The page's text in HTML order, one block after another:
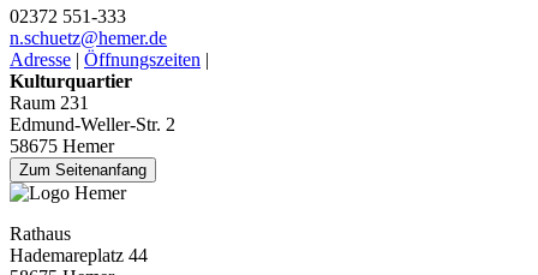
02372 551-333
n.schuetz@­hemer.de
Adresse | Öffnungszeiten |
Kulturquartier
Raum 231
Edmund-Weller-Str. 2
58675 Hemer
Zum Seitenanfang
Rathaus
Hademareplatz 44